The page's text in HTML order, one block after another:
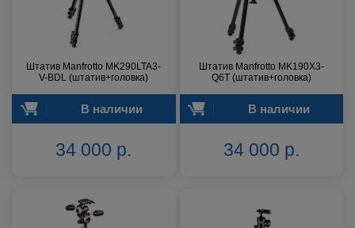
Штатив Manfrotto MK290LTA3-
V-BDL (штатив+головка)
В наличии
34 000 р.
Штатив Manfrotto MK190X3-
Q6T (штатив+головка)
В наличии
34 000 р.